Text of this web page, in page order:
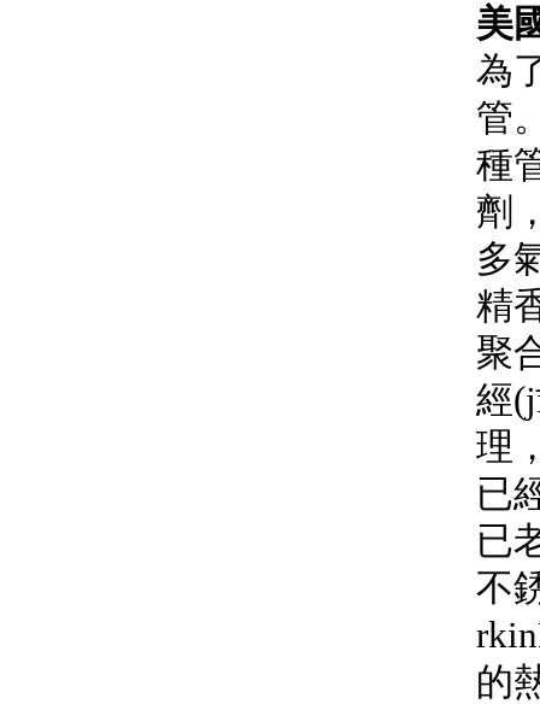
美
為
管
種
劑
多
精
聚
經
理
已
已
不
的